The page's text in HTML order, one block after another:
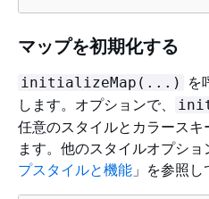
マップを初期化する
initializeMap(...)
を
します。オプションで、
任意のスタイルとカラース
ます。他のスタイルオプシ
プスタイルと機能 」を参照し